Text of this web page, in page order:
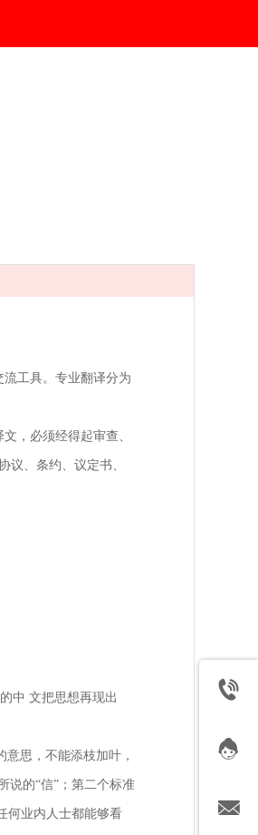
工具。专业翻译分为
，必须经得起审查、
议、条约、议定书、
中 文把思想再现出
思，不能添枝加叶，
说的“信”；第二个标准
何业内人士都能够看